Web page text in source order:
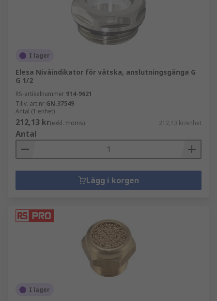
I lager
Elesa Nivåindikator för vätska, anslutningsgänga G
G 1/2
RS-artikelnummer 914-9621
Tillv. art.nr GN.37549
Antal (1 enhet)
212,13 kr(exkl. moms) 212,13 kr/enhet
Antal
Lägg i korgen
I lager